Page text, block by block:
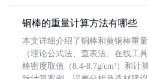
铜棒的重量计算方法有哪些
本文详细介绍了铜棒和黄铜棒重
（理论公式法、查表法、在线工
棒密度取值（8.4-8.7g/cm³）和计